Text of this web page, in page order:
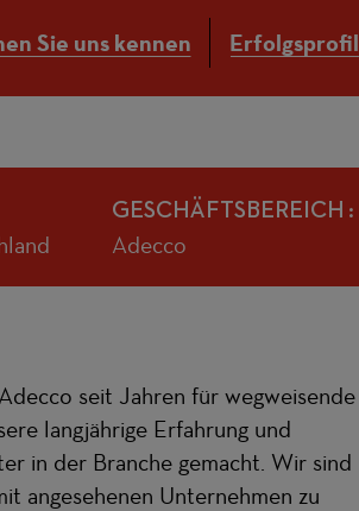
Sie uns kennen Erfolgsprofil
GESCHÄFTSBEREICH
Adecco
seit Jahren für wegweisende
langjährige Erfahrung und
in der Branche gemacht. Wir sind
angesehenen Unternehmen zu